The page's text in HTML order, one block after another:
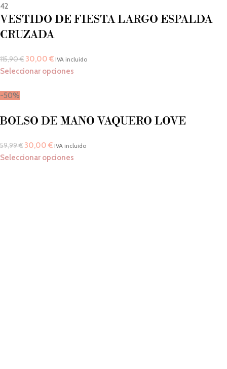
42
VESTIDO DE FIESTA LARGO ESPALDA
CRUZADA
115,90€ 30,00 € IVA incluido
Seleccionar opciones
-50%
BOLSO DE MANO VAQUERO LOVE
59,99€ 30,00 € IVA incluido
Seleccionar opciones